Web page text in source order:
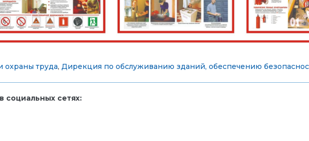
охраны труда, Дирекция по обслуживанию зданий, обеспечению
сетях: